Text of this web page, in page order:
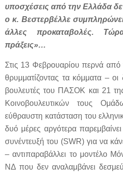
υποσχέσεις από την Ελλάδα
ο κ. Βεστερβέλλε
άλλες προκαταβολές.
πράξεις»…
Στις 13 Φεβρουαρίου περνά
θρυμματίζοντας τα κόμματα –
βουλευτές του ΠΑΣΟΚ και 21
Κοινοβουλευτικών τους
εύθραυστη κατάσταση του
δυό μέρες αργότερα
συνέντευξή του (SWR) για να
– αντιπαραβάλλει το μοντέλο
ΝΔ που δεν αναλαμβάνει